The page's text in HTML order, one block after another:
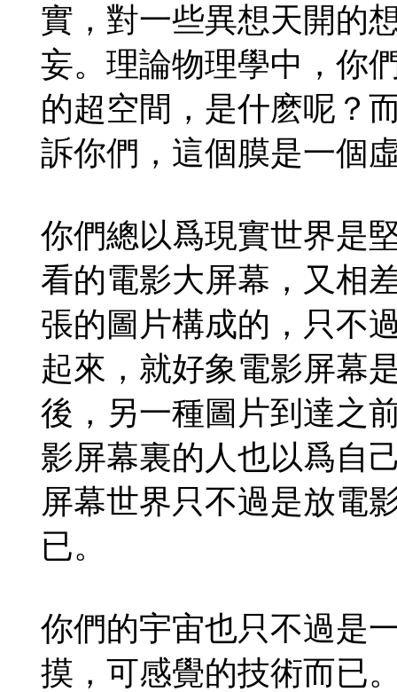
實，對一些異想天開的
妄。理論物理學中，你
的超空間，是什麽呢？
訴你們，這個膜是一個
你們總以爲現實世界是
看的電影大屏幕，又相
張的圖片構成的，只不
起來，就好象電影屏幕
後，另一種圖片到達之
影屏幕裏的人也以爲自
屏幕世界只不過是放電
已。
你們的宇宙也只不過是
摸，可感覺的技術而已